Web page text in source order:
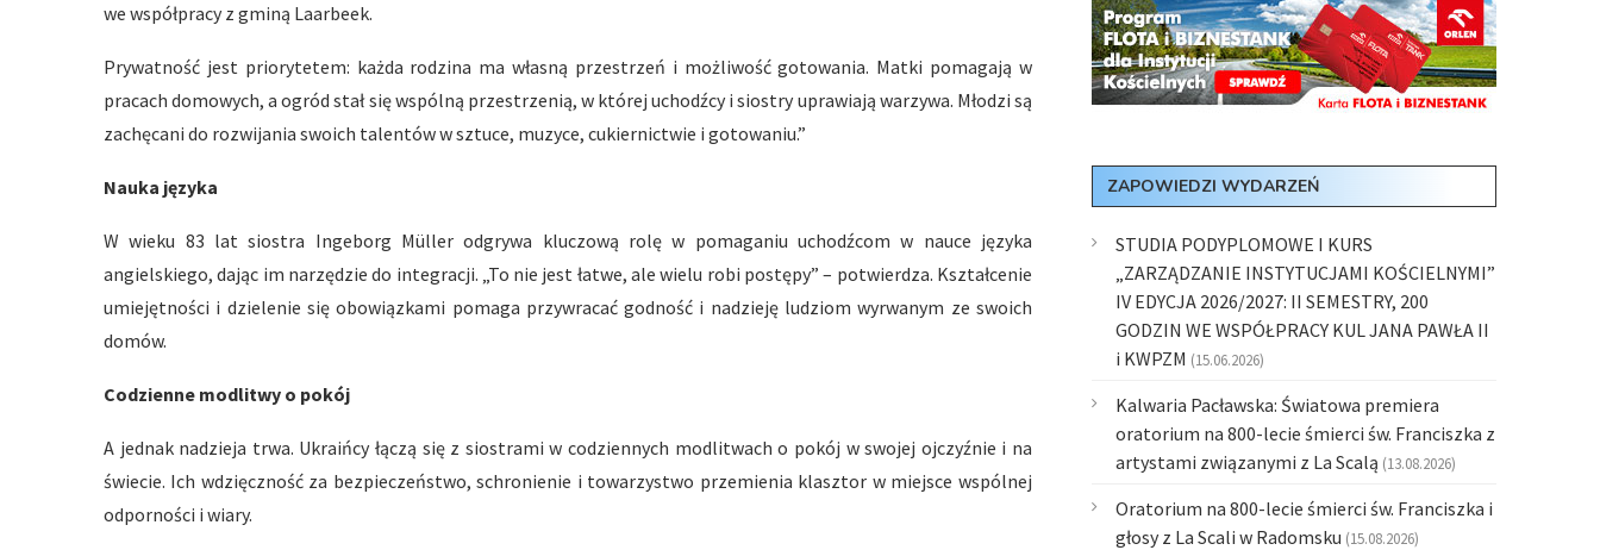
we współpracy z gminą Laarbeek.
Prywatność jest priorytetem: każda rodzina ma własną przestrzeń i możliwość gotowania. Matki pomagają w
pracach domowych, a ogród stał się wspólną przestrzenią, w której uchodźcy i siostry uprawiają warzywa. Młodzi są
zachęcani do rozwijania swoich talentów w sztuce, muzyce, cukiernictwie i gotowaniu.”
Nauka języka
W wieku 83 lat siostra Ingeborg Müller odgrywa kluczową rolę w pomaganiu uchodźcom w nauce języka
angielskiego, dając im narzędzie do integracji. „To nie jest łatwe, ale wielu robi postępy” – potwierdza. Kształcenie
umiejętności i dzielenie się obowiązkami pomaga przywracać godność i nadzieję ludziom wyrwanym ze swoich
domów.
Codzienne modlitwy o pokój
A jednak nadzieja trwa. Ukraińcy łączą się z siostrami w codziennych modlitwach o pokój w swojej ojczyźnie i na
świecie. Ich wdzięczność za bezpieczeństwo, schronienie i towarzystwo przemienia klasztor w miejsce wspólnej
odporności i wiary.
ZAPOWIEDZI WYDARZEŃ
STUDIA PODYPLOMOWE I KURS
„ZARZĄDZANIE INSTYTUCJAMI KOŚCIELNYMI”
IV EDYCJA 2026/2027: II SEMESTRY, 200
GODZIN WE WSPÓŁPRACY KUL JANA PAWŁA II
i KWPZM (15.06.2026)
Kalwaria Pacławska: Światowa premiera
oratorium na 800-lecie śmierci św. Franciszka z
artystami związanymi z La Scalą (13.08.2026)
Oratorium na 800-lecie śmierci św. Franciszka i
głosy z La Scali w Radomsku (15.08.2026)